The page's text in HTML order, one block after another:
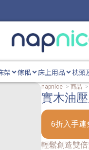
架 傢俬 床上用品 枕頭
napnice > 商品 >
實木油
6折入手連
輕鬆創造雙